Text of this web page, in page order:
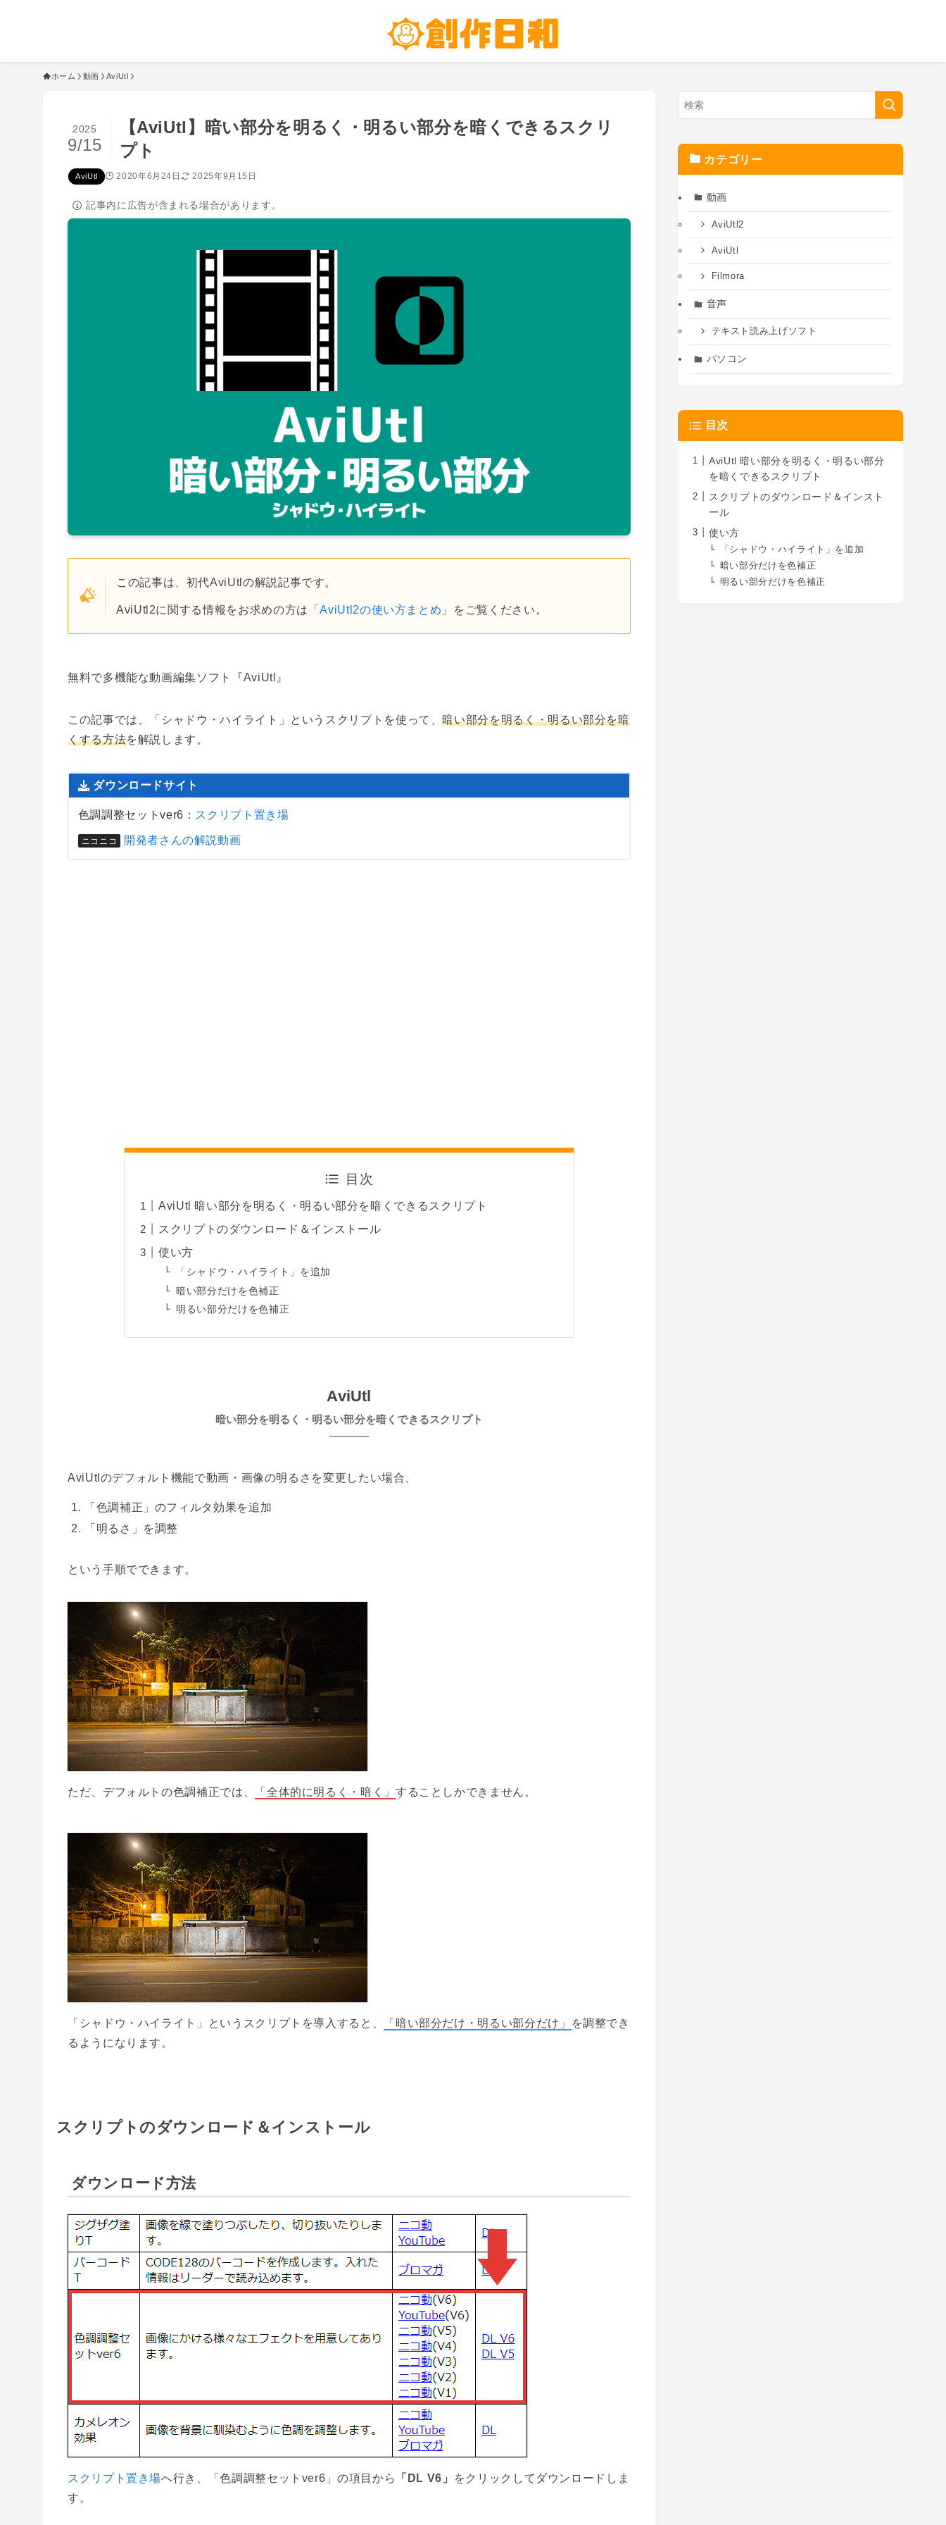
ホーム 動画 AviUtl
【AviUtl】暗い部分を明るく・明るい部分を暗くできるスクリ
プト
2025
9/15
AviUtl 2020年6月24日 2025年9月15日
記事内に広告が含まれる場合があります。
この記事は、初代AviUtlの解説記事です。
AviUtl2に関する情報をお求めの方は「AviUtl2の使い方まとめ 」をご覧ください。
無料で多機能な動画編集ソフト『AviUtl』
この記事では、「シャドウ・ハイライト」というスクリプトを使って、暗い部分を明るく・明るい部分を暗
くする方法を解説します。
ダウンロードサイト
色調調整セットver6： スクリプト置き場
ニコニコ 開発者さんの解説動画
目次
AviUtl 暗い部分を明るく・明るい部分を暗くできるスクリプト
スクリプトのダウンロード＆インストール
使い方
「シャドウ・ハイライト」を追加
暗い部分だけを色補正
明るい部分だけを色補正
AviUtl
暗い部分を明るく・明るい部分を暗くできるスクリプト
AviUtlのデフォルト機能で動画・画像の明るさを変更したい場合、
「色調補正」のフィルタ効果を追加
「明るさ」を調整
という手順でできます。
ただ、デフォルトの色調補正では、 「全体的に明るく・暗く」 することしかできません。
「シャドウ・ハイライト」というスクリプトを導入すると、 「暗い部分だけ・明るい部分だけ」
を調整でき
るようになります。
スクリプトのダウンロード＆インストール
ダウンロード方法
スクリプト置き場へ行き、「色調調整セットver6」の項目から 「DL V6」
をクリックしてダウンロードしま
す。
カテゴリー
動画
AviUtl2
AviUtl
Filmora
音声
テキスト読み上げソフト
パソコン
目次
AviUtl 暗い部分を明るく・明るい部分
を暗くできるスクリプト
スクリプトのダウンロード＆インスト
ール
使い方
「シャドウ・ハイライト」を追加
暗い部分だけを色補正
明るい部分だけを色補正